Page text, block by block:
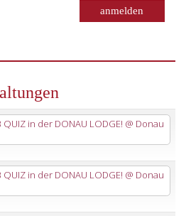
QUIZ in der DONAU LODGE! @ Donau
QUIZ in der DONAU LODGE! @ Donau